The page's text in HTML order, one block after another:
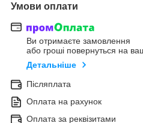
Умови оплати
Ви отримаєте замовлення
або гроші повернуться на
Детальніше
Післяплата
Оплата на рахунок
Оплата за реквізитами